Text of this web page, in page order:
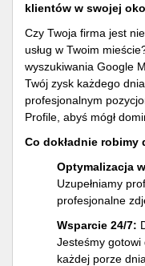
klientów w swojej
Czy Twoja firma jest
usług w Twoim
wyszukiwania Google
Twój zysk każdego
profesjonalnym
Profile, abyś mógł
Co dokładnie robimy
Optymalizacja
Uzupełniamy
profesjonalne
Wsparcie 24/7:
Jesteśmy gotowi
każdej porze